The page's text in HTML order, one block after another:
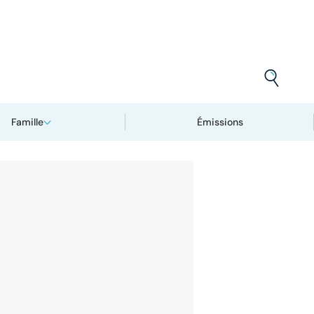
Famille Émissions